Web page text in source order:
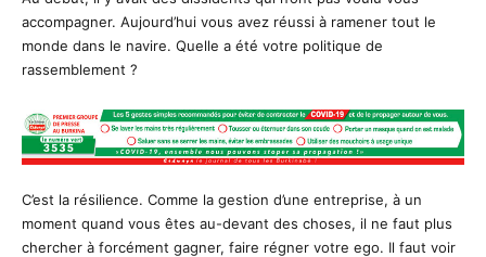
accompagner. Aujourd’hui vous avez réussi à ramener tout le
monde dans le navire. Quelle a été votre politique de
rassemblement ?
C’est la résilience. Comme la gestion d’une entreprise, à un
moment quand vous êtes au-devant des choses, il ne faut plus
chercher à forcément gagner, faire régner votre ego. Il faut voir